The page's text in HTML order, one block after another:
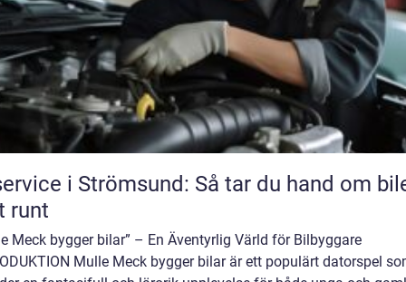
i Strömsund: Så tar du hand om
runt
Meck bygger bilar” – En Äventyrlig Värld för Bilbyggare
Mulle Meck bygger bilar är ett populärt datorspel